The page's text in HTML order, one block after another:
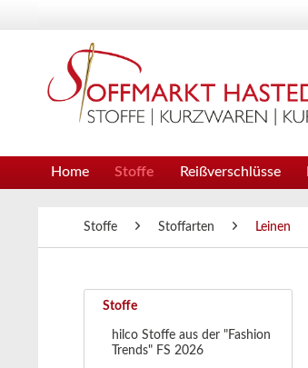
Home Stoffe Reißverschlüsse
Stoffe Stoffarten Leinen
Stoffe
hilco Stoffe aus der "Fashion
Trends" FS 2026